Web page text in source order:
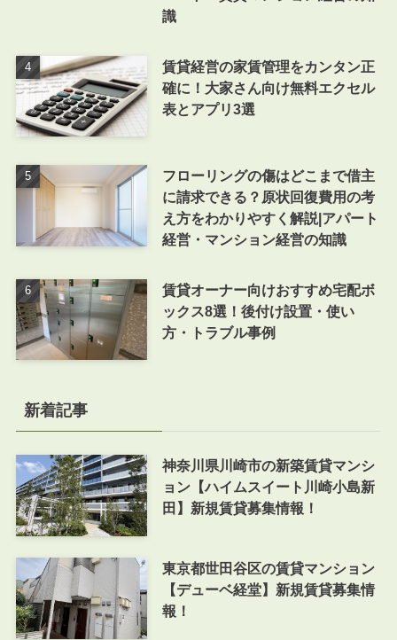
識
賃貸経営の家賃管理をカンタン正
確に！大家さん向け無料エクセル
表とアプリ3選
フローリングの傷はどこまで借主
に請求できる？原状回復費用の考
え方をわかりやすく解説|アパート
経営・マンション経営の知識
賃貸オーナー向けおすすめ宅配ボ
ックス8選！後付け設置・使い
方・トラブル事例
新着記事
神奈川県川崎市の新築賃貸マンシ
ョン【ハイムスイート川崎小島新
田】新規賃貸募集情報！
東京都世田谷区の賃貸マンション
【デューベ経堂】新規賃貸募集情
報！